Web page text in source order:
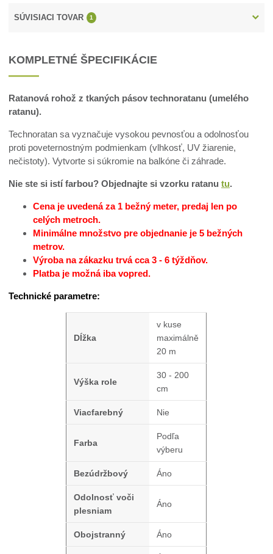
SÚVISIACI TOVAR 1
KOMPLETNÉ ŠPECIFIKÁCIE
Ratanová rohož z tkaných pásov technoratanu (umelého
ratanu).
Technoratan sa vyznačuje vysokou pevnosťou a odolnosťou
proti poveternostným podmienkam (vlhkosť, UV žiarenie,
nečistoty). Vytvorte si súkromie na balkóne či záhrade.
Nie ste si istí farbou? Objednajte si vzorku ratanutu.
Cena je uvedená za 1 bežný meter, predaj len po
celých metroch.
Minimálne množstvo pre objednanie je 5 bežných
metrov.
Výroba na zákazku trvá cca 3 - 6 týždňov.
Platba je možná iba vopred.
Technické parametre:
Dĺžka
v kuse
maximálně
20 m
Výška role
30 - 200
cm
Viacfarebný Nie
Farba
Podľa
výberu
Bezúdržbový Áno
Odolnosť voči
plesniam
Áno
Obojstranný Áno